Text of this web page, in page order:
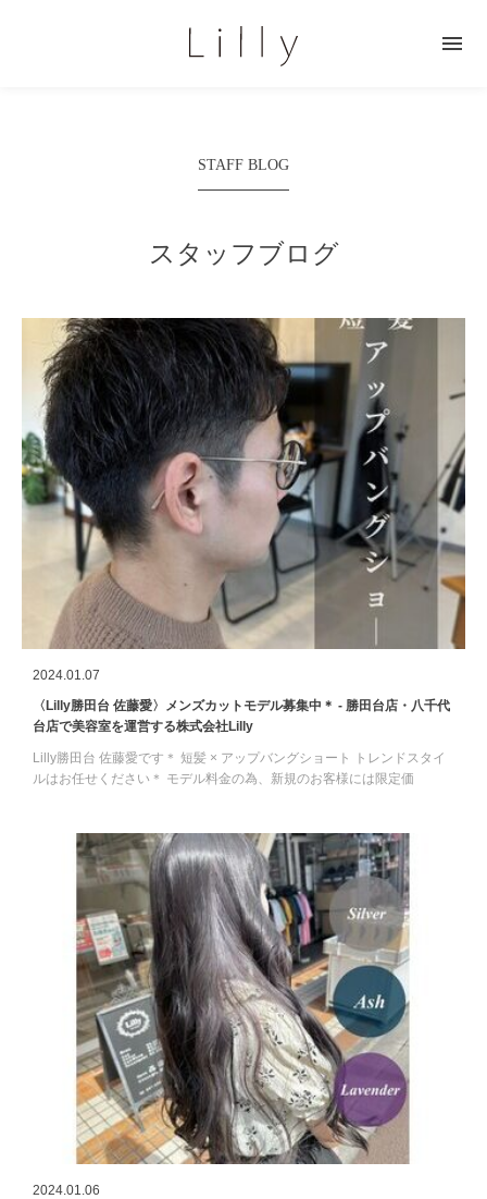

STAFF BLOG
スタッフブログ
2024.01.07
〈Lilly勝田台 佐藤愛〉メンズカットモデル募集中＊ - 勝田台店・八千代
台店で美容室を運営する株式会社Lilly
Lilly勝田台 佐藤愛です＊ 短髪 × アップバングショート トレンドスタイ
ルはお任せください＊ モデル料金の為、新規のお客様には限定価
2024.01.06